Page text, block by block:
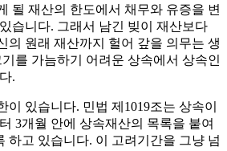
될 재산의 한도에서 채무와 유증을 변
습니다. 그래서 남긴 빚이 재산보다
의 원래 재산까지 헐어 갚을 의무는 생
를 가늠하기 어려운 상속에서 상속인
.
이 있습니다. 민법 제1019조는 상속이
3개월 안에 상속재산의 목록을 붙여
하고 있습니다. 이 고려기간을 그냥 넘